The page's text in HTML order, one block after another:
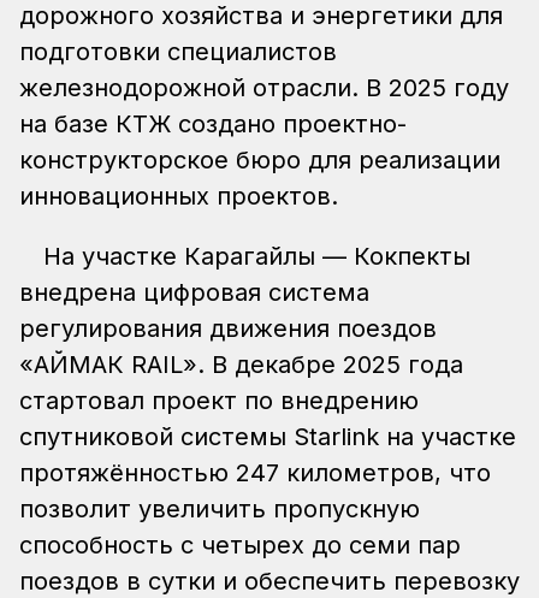
дорожного хозяйства и энергетики для
подготовки специалистов
железнодорожной отрасли. В 2025 году
на базе КТЖ создано проектно-
конструкторское бюро для реализации
инновационных проектов.
На участке Карагайлы — Кокпекты
внедрена цифровая система
регулирования движения поездов
«АЙМАК RAIL». В декабре 2025 года
стартовал проект по внедрению
спутниковой системы Starlink на участке
протяжённостью 247 километров, что
позволит увеличить пропускную
способность с четырех до семи пар
поездов в сутки и обеспечить перевозку